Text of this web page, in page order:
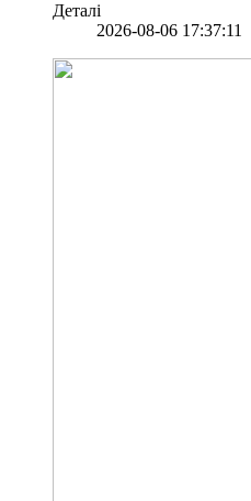
Деталі
2026-08-06 17:37:11